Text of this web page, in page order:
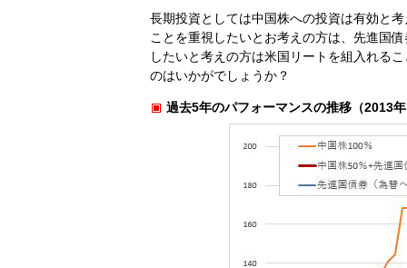
長期投資としては中国株への投資は有効と
ことを重視したいとお考えの方は、先進国
したいと考えの方は米国リートを組入れる
のはいかがでしょうか？
過去5年のパフォーマンスの推移（2013